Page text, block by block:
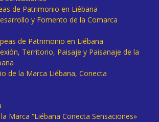
de Patrimonio en Liébana
y Fomento de la Comarca
de Patrimonio en Liébana
Territorio, Paisaje y Paisanaje de la
de la Marca Liébana, Conecta
Marca “Liébana Conecta Sensaciones»